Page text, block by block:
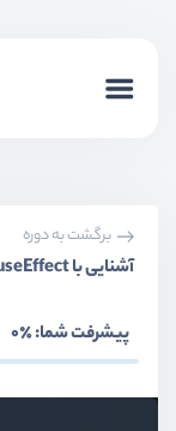
برگشت به دوره
آشنایی با useEffect
پیشرفت شما:٪0